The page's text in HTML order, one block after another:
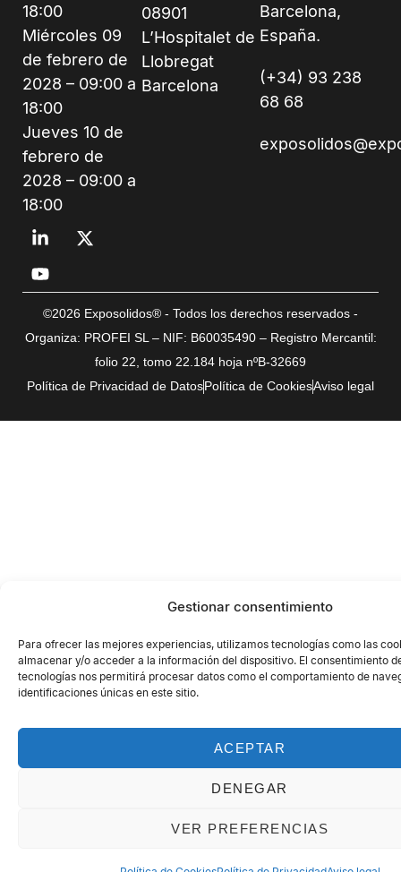
Gestionar consentimiento
Para ofrecer las mejores experiencias, utilizamos tecnologías como las
almacenar y/o acceder a la información del dispositivo. El consentimiento
tecnologías nos permitirá procesar datos como el comportamiento de
identificaciones únicas en este sitio.
ACEPTAR
DENEGAR
VER PREFERENCIAS
18:00
Miércoles 09
de febrero de
2028 – 09:00 a
18:00
Jueves 10 de
febrero de
2028 – 09:00 a
18:00
08901
L’Hospitalet de
Llobregat
Barcelona
Barcelona,
España.
(+34) 93 238
68 68
©2026 Exposolidos® - Todos los derechos reservados -
Organiza: PROFEI SL – NIF: B60035490 – Registro Mercantil:
folio 22, tomo 22.184 hoja nºB-32669
Política de Privacidad de DatosPolítica de CookiesAviso legal